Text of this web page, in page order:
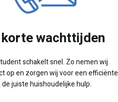
wachttijden
schakelt snel. Zo nemen wij
op en zorgen wij voor een efficiënte
juiste huishoudelijke hulp.